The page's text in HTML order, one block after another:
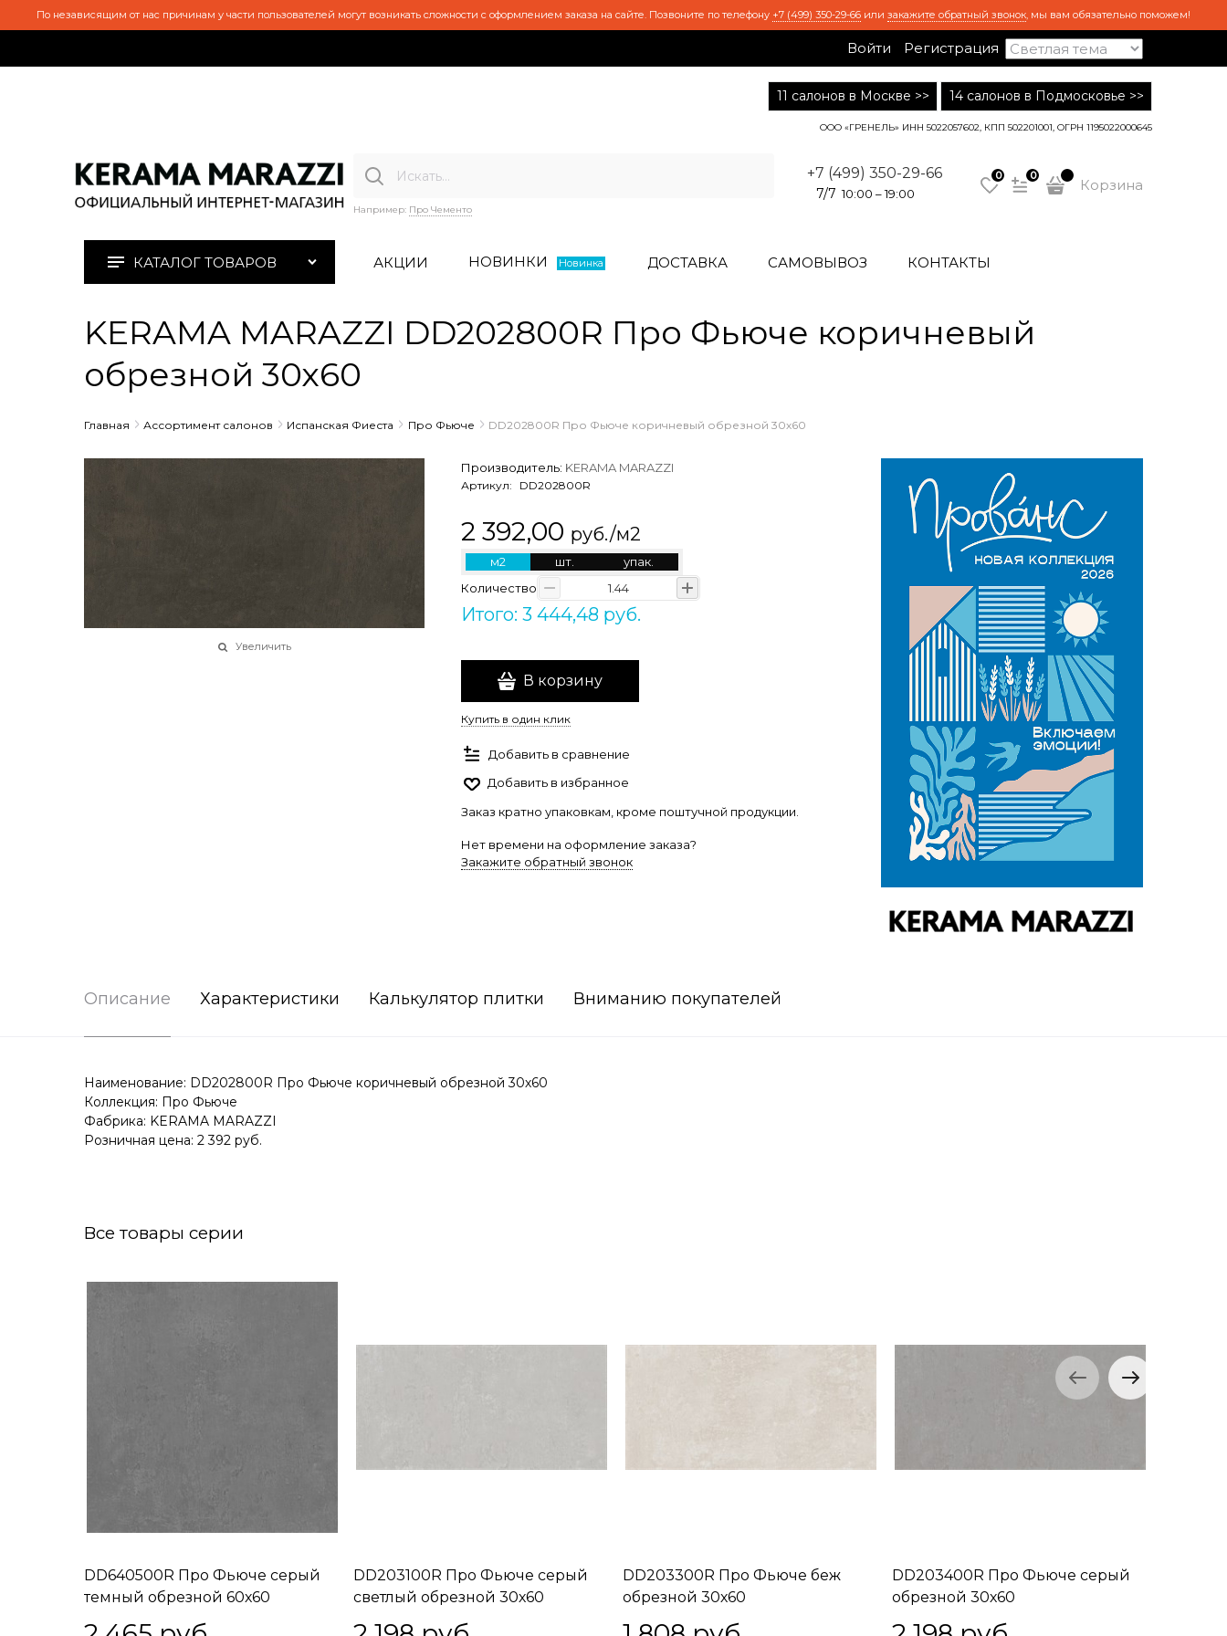
По независящим от нас причинам у части пользователей могут возникать сложности с оформлением заказа на сайте. Позвоните по телефону +7 (499) 350-29-66 или закажите обратный звонок, мы вам обязательно поможем!
Войти Регистрация
11 салонов в Москве >> 14 салонов в Подмосковье >>
ООО «ГРЕНЕЛЬ» ИНН 5022057602, КПП 502201001, ОГРН 1195022000645
Например: Про Чементо
+7 (499) 350-29-66
7/7 10:00 – 19:00
0 0
Корзина
КАТАЛОГ ТОВАРОВ АКЦИИ НОВИНКИ Новинка ДОСТАВКА САМОВЫВОЗ КОНТАКТЫ
KERAMA MARAZZI DD202800R Про Фьюче коричневый
обрезной 30х60
Главная Ассортимент салонов Испанская Фиеста Про Фьюче DD202800R Про Фьюче коричневый обрезной 30х60
Увеличить
Производитель: KERAMA MARAZZI
Артикул: DD202800R
2 392,00 руб./м2
м2 шт.
упак.
Количество
Итого: 3 444,48 руб.
В корзину
Купить в один клик
Добавить в сравнение
Добавить в избранное
Заказ кратно упаковкам, кроме поштучной продукции.
Нет времени на оформление заказа?
Закажите обратный звонок
Описание Характеристики Калькулятор плитки Вниманию покупателей
Наименование: DD202800R Про Фьюче коричневый обрезной 30х60
Коллекция: Про Фьюче
Фабрика: KERAMA MARAZZI
Розничная цена: 2 392 руб.
Все товары серии
DD640500R Про Фьюче серый
темный обрезной 60х60
DD203100R Про Фьюче серый
светлый обрезной 30х60
DD203300R Про Фьюче беж
обрезной 30х60
DD203400R Про Фьюче серый
обрезной 30х60